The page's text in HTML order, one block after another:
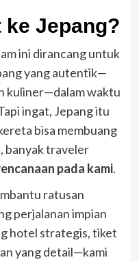
ke Jepang?
ini dirancang untuk
yang autentik—
kuliner—dalam waktu
ingat, Jepang itu
bisa membuang
banyak traveler
pada kami.
ratusan
perjalanan impian
hotel strategis, tiket
yang detail—kami